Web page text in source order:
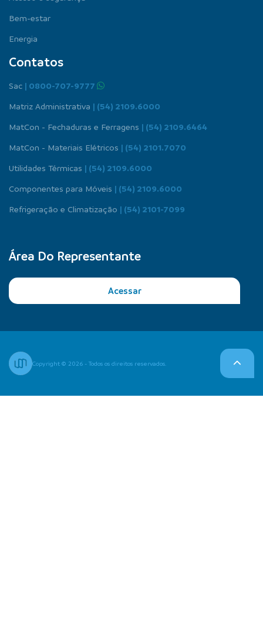
Bem-estar
Energia
Contatos
Sac | 0800-707-9777
Matriz Administrativa | (54) 2109.6000
MatCon - Fechaduras e Ferragens | (54) 2109.6464
MatCon - Materiais Elétricos | (54) 2101.7070
Utilidades Térmicas | (54) 2109.6000
Componentes para Móveis | (54) 2109.6000
Refrigeração e Climatização | (54) 2101-7099
Área Do Representante
Acessar
Copyright © 2026 - Todos os direitos reservados.